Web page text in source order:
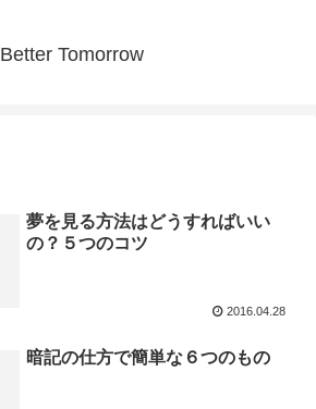
Better Tomorrow
夢を見る方法はどうすればいい
の？５つのコツ
2016.04.28
暗記の仕方で簡単な６つのもの